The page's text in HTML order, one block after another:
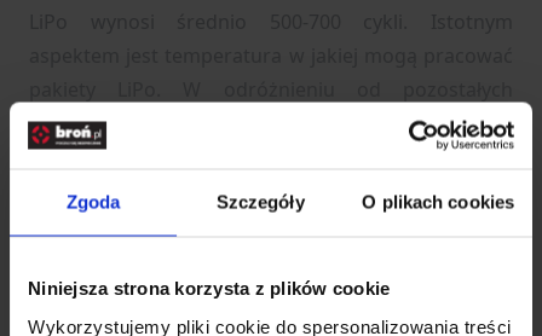
Zgoda Szczegóły O plikach cookies
Niniejsza strona korzysta z plików cookie
Wykorzystujemy pliki cookie do spersonalizowania treści
akumulatorów, ogniwa LiPo dobrze radzą sobie w
niskich temperaturach. Ładowane powinny być
natomiast w temperaturze pokojowej. Aby
pomocy wtyku serwisowego, który posiada
większość pakietów LiPo ( dobra ładowarka LiPo ma